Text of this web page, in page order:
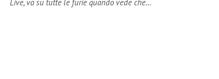
Live, va su tutte le furie quando vede che…